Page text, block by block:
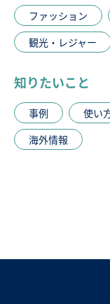
ファッション
観光・レジャー
知りたいこと
事例 使い
海外情報